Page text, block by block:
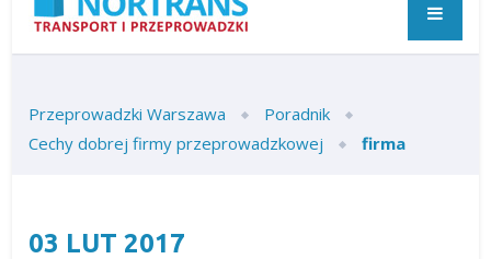
Przeprowadzki Warszawa
Poradnik
Cechy dobrej firmy przeprowadzkowej
firma
03 LUT2017